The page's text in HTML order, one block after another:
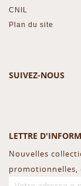
CNIL
Plan du site
SUIVEZ-NOUS
LETTRE
Nouvelles
promotionnelles,